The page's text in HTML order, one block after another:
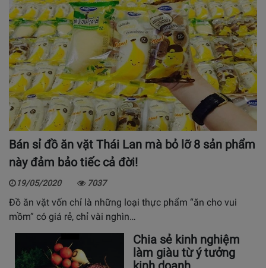
Bán sỉ đồ ăn vặt Thái Lan mà bỏ lỡ 8 sản phẩm
này đảm bảo tiếc cả đời!
19/05/2020 7037
Đồ ăn vặt vốn chỉ là những loại thực phẩm “ăn cho vui
mồm” có giá rẻ, chỉ vài nghìn…
Chia sẻ kinh nghiệm
làm giàu từ ý tưởng